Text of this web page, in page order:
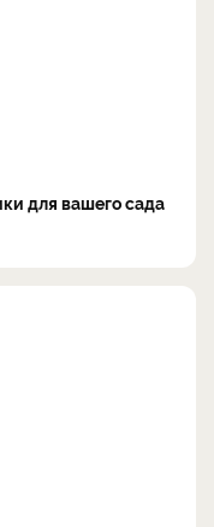
для вашего сада